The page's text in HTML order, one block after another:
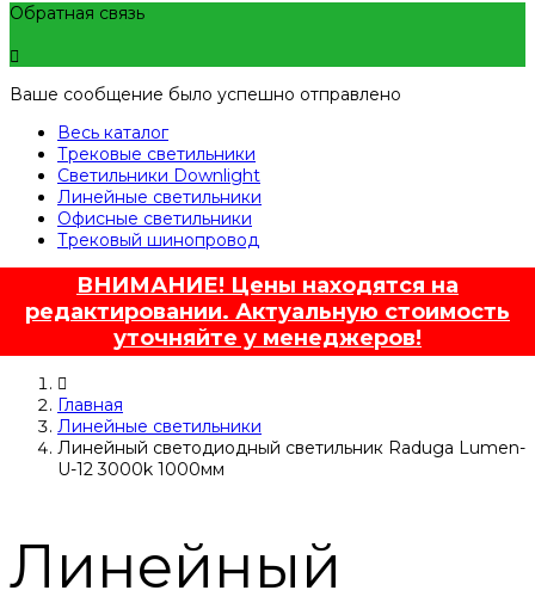
Обратная связь
Ваше сообщение было успешно отправлено
Весь каталог
Трековые светильники
Светильники Downlight
Линейные светильники
Офисные светильники
Трековый шинопровод
ВНИМАНИЕ! Цены находятся на
редактировании. Актуальную стоимость
уточняйте у менеджеров!
Главная
Линейные светильники
Линейный светодиодный светильник Raduga Lumen-
U-12 3000k 1000мм
Линейный